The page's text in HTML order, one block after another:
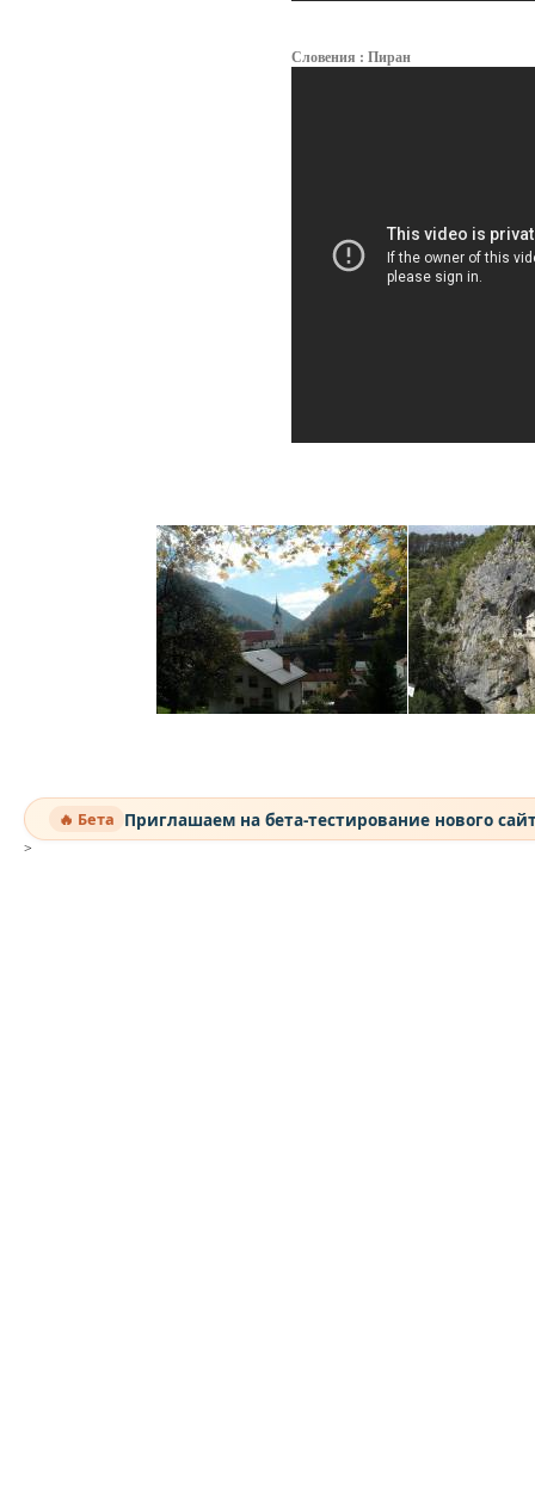
Словения : Пиран
🔥 Бета Приглашаем на бета-тестирование нового
>